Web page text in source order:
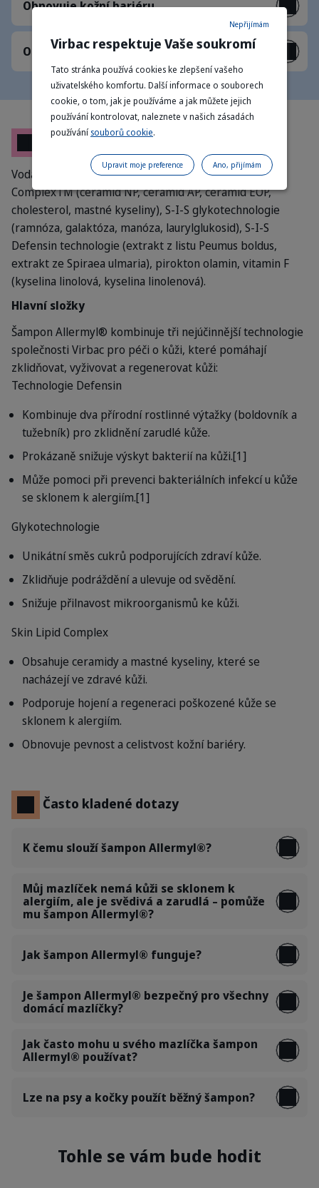
Obnovuje kožní bariéru
Omezuje růst bakterií
Složení
Voda, laurethsulfát sodný, kokosový betain, Skin Lipid
ComplexTM (ceramid NP, ceramid AP, ceramid EOP,
cholesterol, mastné kyseliny), S-I-S glykotechnologie
(ramnóza, galaktóza, manóza, laurylglukosid), S-I-S
Defensin technologie (extrakt z listu Peumus boldus,
extrakt ze Spiraea ulmaria), pirokton olamin, vitamin F
(kyselina linolová, kyselina linolenová).
Hlavní složky
Šampon Allermyl® kombinuje tři nejúčinnější technologie
společnosti Virbac pro péči o kůži, které pomáhají
zklidňovat, vyživovat a regenerovat kůži:
Technologie Defensin
Kombinuje dva přírodní rostlinné výtažky (boldovník a
tužebník) pro zklidnění zarudlé kůže.
Prokázaně snižuje výskyt bakterií na kůži.[1]
Může pomoci při prevenci bakteriálních infekcí u kůže
se sklonem k alergiím.[1]
Glykotechnologie
Unikátní směs cukrů podporujících zdraví kůže.
Zklidňuje podráždění a ulevuje od svědění.
Snižuje přilnavost mikroorganismů ke kůži.
Skin Lipid Complex
Obsahuje ceramidy a mastné kyseliny, které se
nacházejí ve zdravé kůži.
Podporuje hojení a regeneraci poškozené kůže se
sklonem k alergiím.
Obnovuje pevnost a celistvost kožní bariéry.
Často kladené dotazy
K čemu slouží šampon Allermyl®?
Můj mazlíček nemá kůži se sklonem k
alergiím, ale je svědivá a zarudlá – pomůže
mu šampon Allermyl®?
Jak šampon Allermyl® funguje?
Je šampon Allermyl® bezpečný pro všechny
domácí mazlíčky?
Jak často mohu u svého mazlíčka šampon
Allermyl® používat?
Lze na psy a kočky použít běžný šampon?
Tohle se vám bude hodit
Virbac respektuje Vaše soukromí
Tato stránka používá cookies ke zlepšení vašeho
uživatelského komfortu. Další informace o souborech
cookie, o tom, jak je používáme a jak můžete jejich
používání kontrolovat, naleznete v našich zásadách
používání souborů cookie.
Nepřijímám
Ano, přijímám
Upravit moje preference